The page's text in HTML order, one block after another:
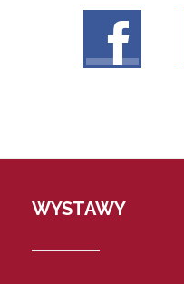
WYSTAWY